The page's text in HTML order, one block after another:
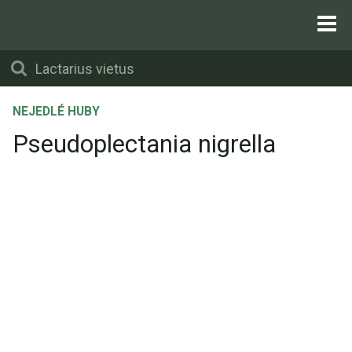
NEJEDLÉ HUBY
Pseudoplectania nigrella